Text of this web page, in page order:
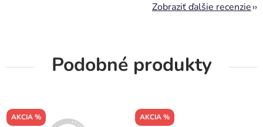
Zobraziť ďalšie recenzie
Podobné produkty
AKCIA % AKCIA %